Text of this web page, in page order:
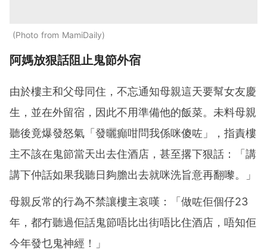
Photo from MamiDaily
阿媽放狠話阻止鬼節外宿
由於樓主和父母同住，不忘通知母親這天要幫女友慶
生，並在外留宿，因此不用準備他的飯菜。未料母親
聽後竟爆發怒氣「發曬癲咁問我係咪傻咗」，指責樓
主不該在鬼節當天出去住酒店，甚至撂下狠話：「講
講下仲話如果我聽日夠膽出去就咪洗旨意再翻嚟。」
母親反常的行為不禁讓樓主哀嘆：「做咗佢個仔23
年，都冇聽過佢話鬼節唔比出街唔比住酒店，唔知佢
今年發乜鬼神經！」